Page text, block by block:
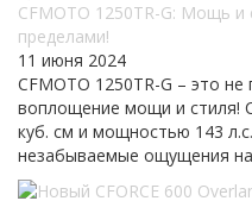
CFMOTO 1250TR-G: Мощь и
пределами!
11 июня 2024
CFMOTO 1250TR-G – это
воплощение мощи и стиля!
куб. см и мощностью 143
незабываемые ощущения